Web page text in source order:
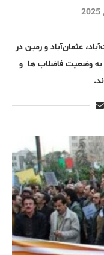
عثمان‌آباد و رمین در
به وضعیت فاضلاب ها و